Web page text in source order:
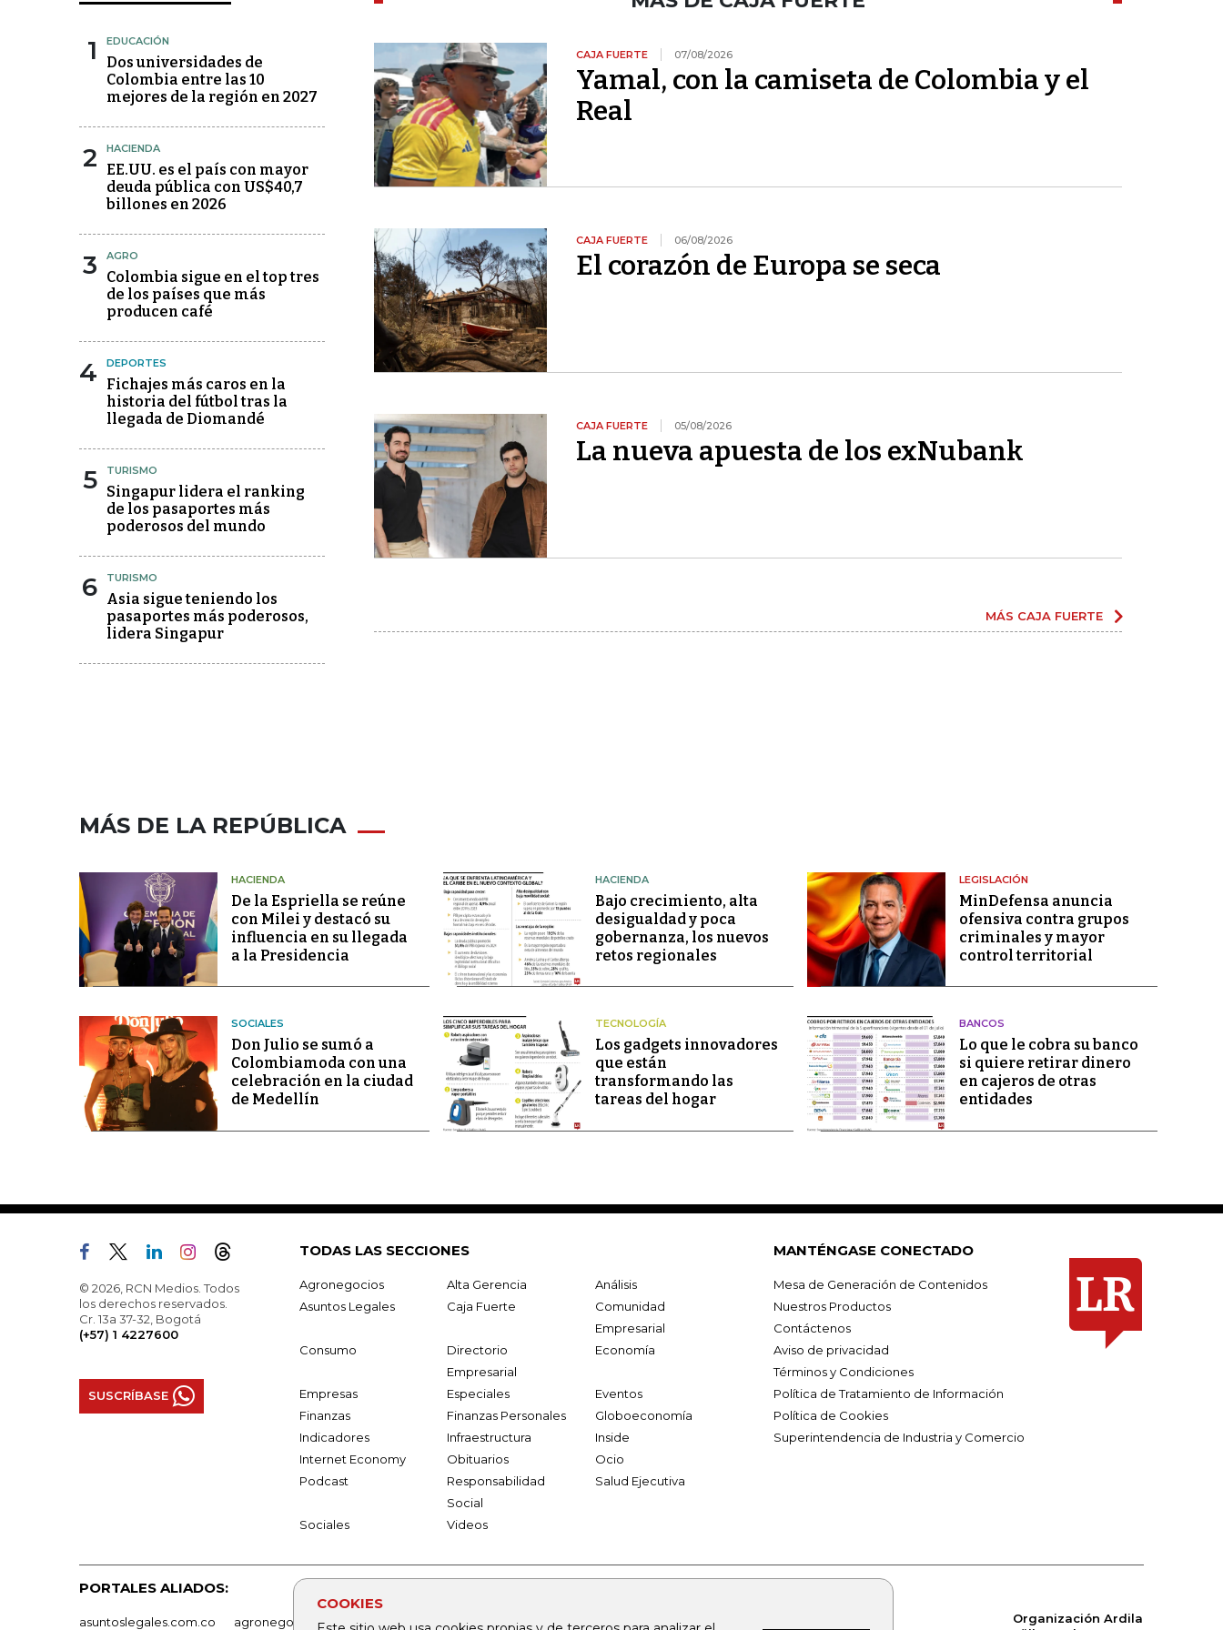
COOKIES
1 EDUCACIÓN
Dos universidades de
Colombia entre las 10
mejores de la región en 2027
2 HACIENDA
EE.UU. es el país con mayor
deuda pública con US$40,7
billones en 2026
3 AGRO
Colombia sigue en el top tres
de los países que más
producen café
4 DEPORTES
Fichajes más caros en la
historia del fútbol tras la
llegada de Diomandé
5 TURISMO
Singapur lidera el ranking
de los pasaportes más
poderosos del mundo
6 TURISMO
Asia sigue teniendo los
pasaportes más poderosos,
lidera Singapur
CAJA FUERTE 07/08/2026
Yamal, con la camiseta de Colombia y el
Real
CAJA FUERTE 06/08/2026
El corazón de Europa se seca
CAJA FUERTE 05/08/2026
La nueva apuesta de los exNubank
MÁS CAJA FUERTE
MÁS DE LA REPÚBLICA
HACIENDA
De la Espriella se reúne
con Milei y destacó su
influencia en su llegada
a la Presidencia
HACIENDA
Bajo crecimiento, alta
desigualdad y poca
gobernanza, los nuevos
retos regionales
LEGISLACIÓN
MinDefensa anuncia
ofensiva contra grupos
criminales y mayor
control territorial
SOCIALES
Don Julio se sumó a
Colombiamoda con una
celebración en la ciudad
de Medellín
TECNOLOGÍA
Los gadgets innovadores
que están
transformando las
tareas del hogar
BANCOS
Lo que le cobra su banco
si quiere retirar dinero
en cajeros de otras
entidades
© 2026, RCN Medios. Todos
los derechos reservados.
Cr. 13a 37-32, Bogotá
(+57) 1 4227600
SUSCRÍBASE
TODAS LAS SECCIONES
Agronegocios Alta Gerencia
Análisis
Asuntos Legales
Caja Fuerte
Comunidad
Empresarial
Consumo
Directorio
Empresarial
Economía
Empresas Especiales
Eventos
Finanzas
Finanzas Personales
Globoeconomía
Indicadores
Infraestructura
Inside
Internet Economy
Obituarios
Ocio
Podcast
Responsabilidad
Social
Salud Ejecutiva
Sociales Videos
MANTÉNGASE CONECTADO
Mesa de Generación de Contenidos
Nuestros Productos
Contáctenos
Aviso de privacidad
Términos y Condiciones
Política de Tratamiento de Información
Política de Cookies
Superintendencia de Industria y Comercio
PORTALES ALIADOS:
asuntoslegales.com.co agronegocios.co empresas.larepublica.co firmasdeabogados.com bolsaencolombia.com
Organización Ardila